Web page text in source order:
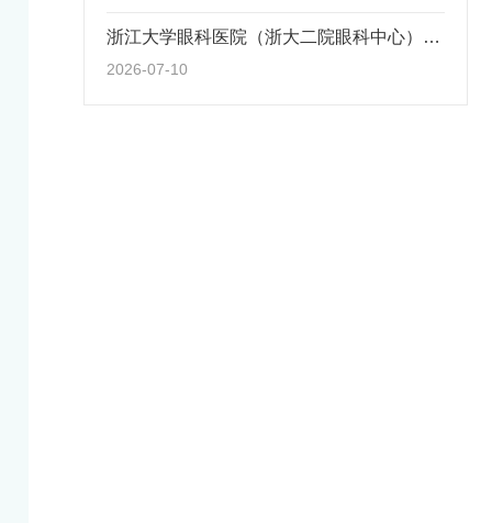
浙江大学眼科医院（浙大二院眼科中心）正式获准成为国际眼科理事会全球首家合作眼科机构
2026-07-10